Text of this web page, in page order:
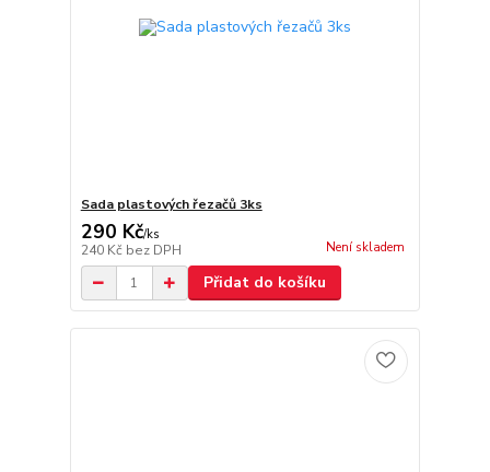
Sada plastových řezačů 3ks
290 Kč/ks
240 Kč bez DPH Není skladem
Přidat do košíku